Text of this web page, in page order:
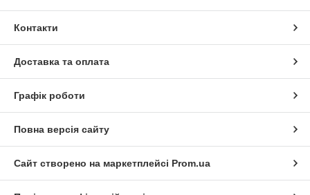
Контакти
Доставка та оплата
Графік роботи
Повна версія сайту
Сайт створено на маркетплейсі Prom.ua